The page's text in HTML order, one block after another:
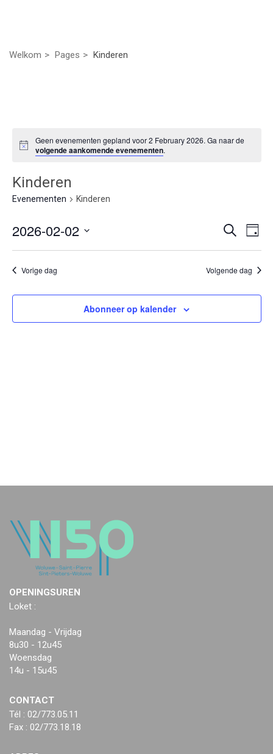
Welkom Pages Kinderen
Geen evenementen gepland voor 2 February 2026. Ga naar de
volgende aankomende evenementen.
Kinderen
Evenementen Kinderen
en
Zoeken
Dag
2026-02-02
datum.
Vorige dag Volgende dag
Abonneer op kalender
OPENINGSUREN
Loket :
Maandag - Vrijdag
8u30 - 12u45
Woensdag
14u - 15u45
CONTACT
Tél : 02/773.05.11
Fax : 02/773.18.18